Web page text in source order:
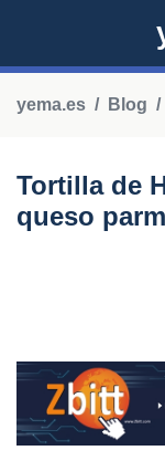
yema.es Blog
Tortilla de
queso